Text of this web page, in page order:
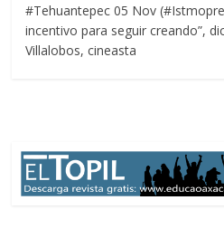
#Tehuantepec 05 Nov
incentivo para seguir creando”,
Villalobos, cineasta